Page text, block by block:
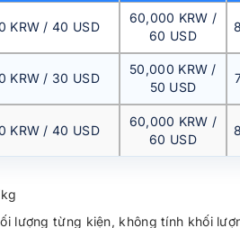
KRW / 40 USD
60,000 KRW /
60 USD
KRW / 30 USD
50,000 KRW /
50 USD
KRW / 40 USD
60,000 KRW /
60 USD
lượng từng kiện, không tính khối